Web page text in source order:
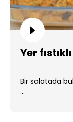
Yer
Bir salatada
...